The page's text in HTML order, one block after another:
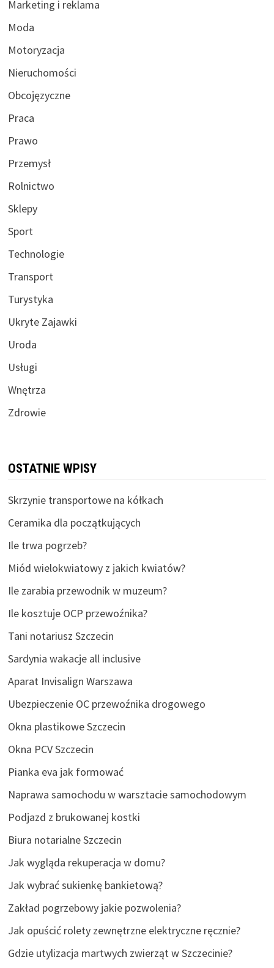
Marketing i reklama
Moda
Motoryzacja
Nieruchomości
Obcojęzyczne
Praca
Prawo
Przemysł
Rolnictwo
Sklepy
Sport
Technologie
Transport
Turystyka
Ukryte Zajawki
Uroda
Usługi
Wnętrza
Zdrowie
OSTATNIE WPISY
Skrzynie transportowe na kółkach
Ceramika dla początkujących
Ile trwa pogrzeb?
Miód wielokwiatowy z jakich kwiatów?
Ile zarabia przewodnik w muzeum?
Ile kosztuje OCP przewoźnika?
Tani notariusz Szczecin
Sardynia wakacje all inclusive
Aparat Invisalign Warszawa
Ubezpieczenie OC przewoźnika drogowego
Okna plastikowe Szczecin
Okna PCV Szczecin
Pianka eva jak formować
Naprawa samochodu w warsztacie samochodowym
Podjazd z brukowanej kostki
Biura notarialne Szczecin
Jak wygląda rekuperacja w domu?
Jak wybrać sukienkę bankietową?
Zakład pogrzebowy jakie pozwolenia?
Jak opuścić rolety zewnętrzne elektryczne ręcznie?
Gdzie utylizacja martwych zwierząt w Szczecinie?